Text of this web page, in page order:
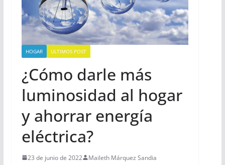
HOGAR ULTIMOS POST
¿Cómo darle más
luminosidad al hogar
y ahorrar energía
eléctrica?
23 de junio de 2022 Maileth Márquez Sandia